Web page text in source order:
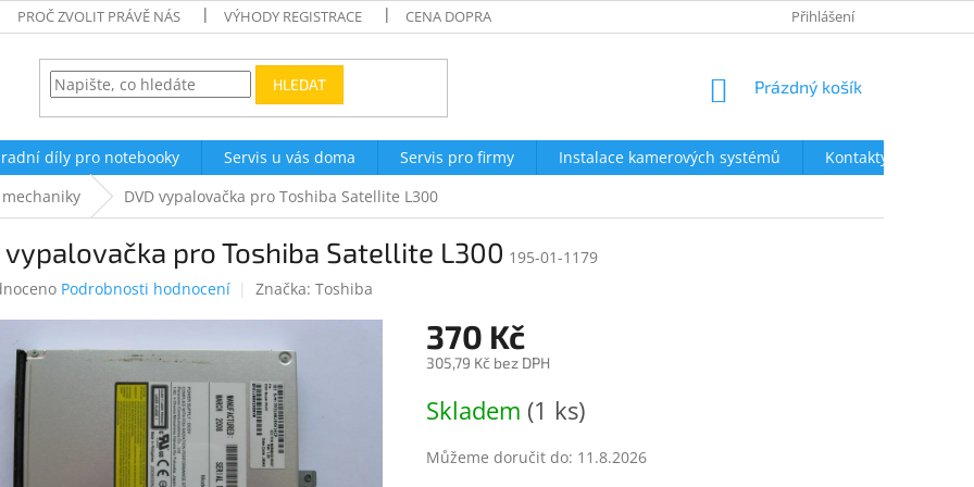
PROČ ZVOLIT PRÁVĚ NÁS VÝHODY REGISTRACE CENA DOPRAVY OBCHODNÍ PODMÍNKY
Přihlášení
HLEDAT
NÁKUPNÍ
Prázdný košík
díly pro notebooky Servis u vás doma Servis pro firmy Instalace kamerových systémů
Kontakty
DVD vypalovačka pro Toshiba Satellite L300
vypalovačka pro Toshiba Satellite L300 195-01-1179
Podrobnosti hodnocení Značka: Toshiba
370 Kč
305,79 Kč bez DPH
cena:
Skladem (1 ks)
Můžeme doručit do: 11.8.2026